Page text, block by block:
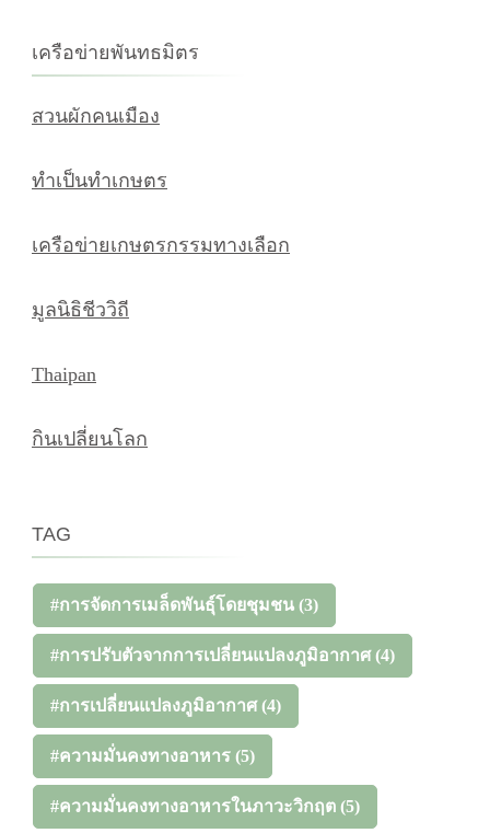
เครือข่ายพันทธมิตร
สวนผักคนเมือง
ทำเป็นทำเกษตร
เครือข่ายเกษตรกรรมทางเลือก
มูลนิธิชีววิถี
Thaipan
กินเปลี่ยนโลก
TAG
#การจัดการเมล็ดพันธุ์โดยชุมชน (3)
#การปรับตัวจากการเปลี่ยนแปลงภูมิอากาศ(4)
#การเปลี่ยนแปลงภูมิอากาศ(4)
#ความมั่นคงทางอาหาร (5)
#ความมั่นคงทางอาหารในภาวะวิกฤต (5)